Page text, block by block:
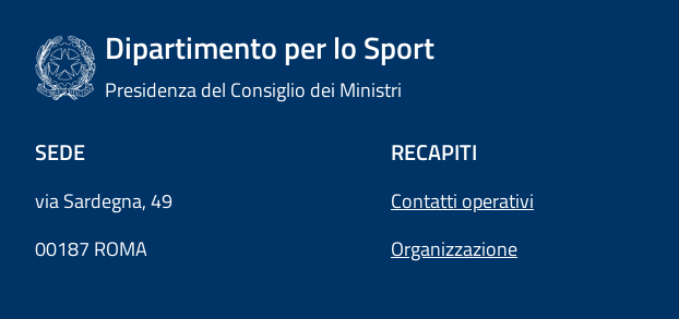
Dipartimento per lo Sport
Presidenza del Consiglio dei Ministri
SEDE
via Sardegna, 49
00187 ROMA
RECAPITI
Contatti operativi
Organizzazione